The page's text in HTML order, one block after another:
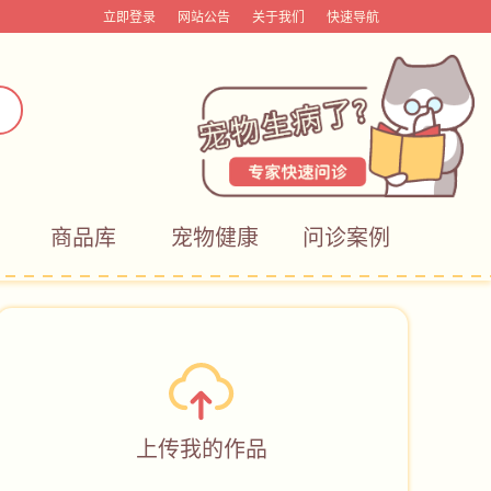
立即登录 网站公告 关于我们 快速导航
商品库 宠物健康 问诊案例
上传我的作品